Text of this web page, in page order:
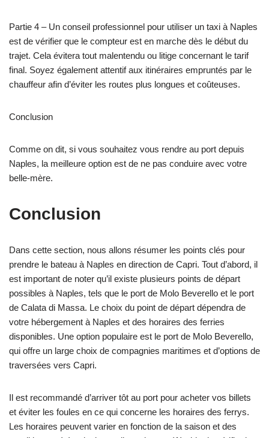
Partie 4 – Un conseil professionnel pour utiliser un taxi à Naples
est de vérifier que le compteur est en marche dès le début du
trajet. Cela évitera tout malentendu ou litige concernant le tarif
final. Soyez également attentif aux itinéraires empruntés par le
chauffeur afin d’éviter les routes plus longues et coûteuses.
Conclusion
Comme on dit, si vous souhaitez vous rendre au port depuis
Naples, la meilleure option est de ne pas conduire avec votre
belle-mère.
Conclusion
Dans cette section, nous allons résumer les points clés pour
prendre le bateau à Naples en direction de Capri. Tout d’abord, il
est important de noter qu’il existe plusieurs points de départ
possibles à Naples, tels que le port de Molo Beverello et le port
de Calata di Massa. Le choix du point de départ dépendra de
votre hébergement à Naples et des horaires des ferries
disponibles. Une option populaire est le port de Molo Beverello,
qui offre un large choix de compagnies maritimes et d’options de
traversées vers Capri.
Il est recommandé d’arriver tôt au port pour acheter vos billets
et éviter les foules en ce qui concerne les horaires des ferrys.
Les horaires peuvent varier en fonction de la saison et des